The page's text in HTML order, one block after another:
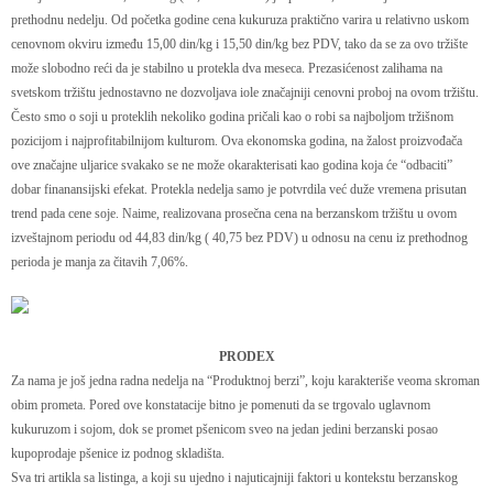
prethodnu nedelju. Od početka godine cena kukuruza praktično varira u relativno uskom
cenovnom okviru između 15,00 din/kg i 15,50 din/kg bez PDV, tako da se za ovo tržište
može slobodno reći da je stabilno u protekla dva meseca. Prezasićenost zalihama na
svetskom tržištu jednostavno ne dozvoljava iole značajniji cenovni proboj na ovom tržištu.
Često smo o soji u proteklih nekoliko godina pričali kao o robi sa najboljom tržišnom
pozicijom i najprofitabilnijom kulturom. Ova ekonomska godina, na žalost proizvođača
ove značajne uljarice svakako se ne može okarakterisati kao godina koja će “odbaciti”
dobar finanansijski efekat. Protekla nedelja samo je potvrdila već duže vremena prisutan
trend pada cene soje. Naime, realizovana prosečna cena na berzanskom tržištu u ovom
izveštajnom periodu od 44,83 din/kg ( 40,75 bez PDV) u odnosu na cenu iz prethodnog
perioda je manja za čitavih 7,06%.
PRODEX
Za nama je još jedna radna nedelja na “Produktnoj berzi”, koju karakteriše veoma skroman
obim prometa. Pored ove konstatacije bitno je pomenuti da se trgovalo uglavnom
kukuruzom i sojom, dok se promet pšenicom sveo na jedan jedini berzanski posao
kupoprodaje pšenice iz podnog skladišta.
Sva tri artikla sa listinga, a koji su ujedno i najuticajniji faktori u kontekstu berzanskog